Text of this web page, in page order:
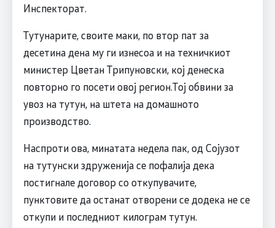
Инспекторат.
Тутунарите, своите маки, по втор пат за
десетина дена му ги изнесоа и на техничкиот
министер Цветан Трипуновски, кој денеска
повторно го посети овој регион.Тој обвини за
увоз на тутун, на штета на домашното
производство.
Наспроти ова, минатата недела пак, од Сојузот
на тутунски здруженија се пофалија дека
постигнале договор со откупувачите,
пунктовите да останат отворени се додека не се
откупи и последниот килограм тутун.